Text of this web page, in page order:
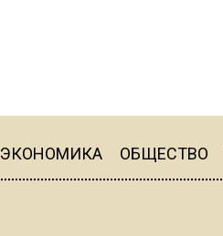
ЭКОНОМИКА ОБЩЕСТВО